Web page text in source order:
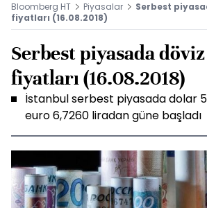
Bloomberg HT Piyasalar
Serbest
fiyatları (16.08.2018)
Serbest piyasada döviz
fiyatları (16.08.2018)
İstanbul serbest piyasada dolar
euro 6,7260 liradan güne başladı